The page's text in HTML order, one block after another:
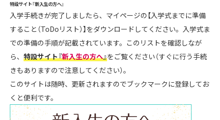
特設サイト『新入生の方へ』
入学手続きが完了しましたら、マイページの【入学式までに準備
すること（ToDoリスト）】をダウンロードしてください。入学式ま
での準備の手順が記載されています。このリストを確認しなが
ら、 特設サイト『新入生の方へ』をご覧ください（すぐに行う手続
きもありますので注意してください）。
このサイトは随時、更新されますのでブックマークに登録してお
くと便利です。